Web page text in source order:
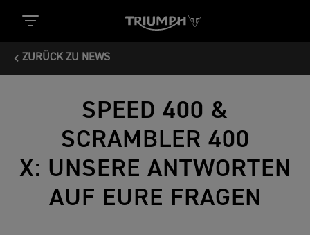
ZURÜCK ZU NEWS
SPEED 400 &
SCRAMBLER 400
X: UNSERE ANTWORTEN
AUF EURE FRAGEN